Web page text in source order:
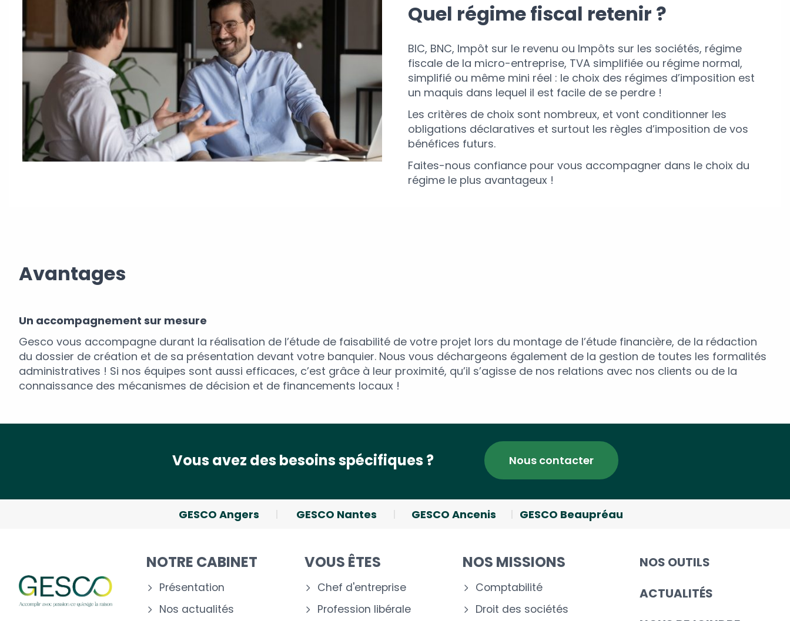
Quel régime fiscal retenir ?
BIC, BNC, Impôt sur le revenu ou Impôts sur les sociétés, régime
fiscale de la micro-entreprise, TVA simplifiée ou régime normal,
simplifié ou même mini réel : le choix des régimes d’imposition est
un maquis dans lequel il est facile de se perdre !
Les critères de choix sont nombreux, et vont conditionner les
obligations déclaratives et surtout les règles d’imposition de vos
bénéfices futurs.
Faites-nous confiance pour vous accompagner dans le choix du
régime le plus avantageux !
Avantages
Un accompagnement sur mesure
Gesco vous accompagne durant la réalisation de l’étude de faisabilité de votre projet lors du montage de l’étude financière, de la rédaction
du dossier de création et de sa présentation devant votre banquier. Nous vous déchargeons également de la gestion de toutes les formalités
administratives ! Si nos équipes sont aussi efficaces, c’est grâce à leur proximité, qu’il s’agisse de nos relations avec nos clients ou de la
connaissance des mécanismes de décision et de financements locaux !
Vous avez des besoins spécifiques ? Nous contacter
GESCO Angers GESCO Nantes GESCO Ancenis GESCO Beaupréau
NOTRE CABINET
Présentation
Nos actualités
VOUS ÊTES
Chef d'entreprise
Profession libérale
NOS MISSIONS
Comptabilité
Droit des sociétés
NOS OUTILS
ACTUALITÉS